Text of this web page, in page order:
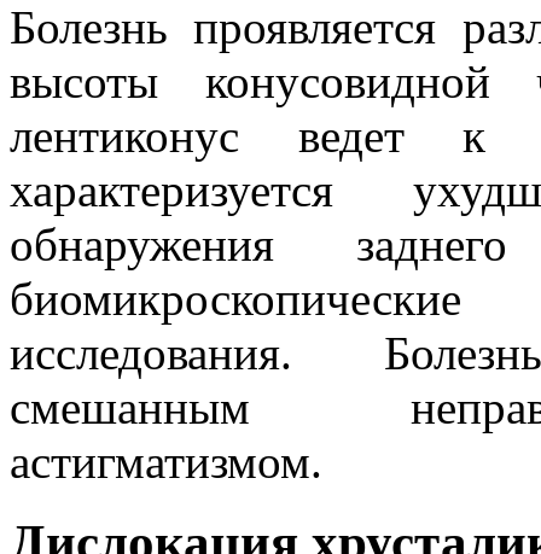
Болезнь проявляется
высоты конусовидной
лентиконус ведет
характеризуется
обнаружения
исследования.
смешанным
астигматизмом.
Дислокация